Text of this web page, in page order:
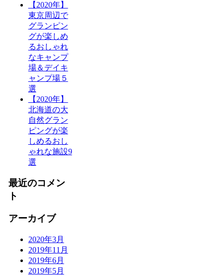
【2020年】
東京周辺で
グランピン
グが楽しめ
るおしゃれ
なキャンプ
場＆デイキ
ャンプ場５
選
【2020年】
北海道の大
自然グラン
ピングが楽
しめるおし
ゃれな施設9
選
最近のコメン
ト
アーカイブ
2020年3月
2019年11月
2019年6月
2019年5月